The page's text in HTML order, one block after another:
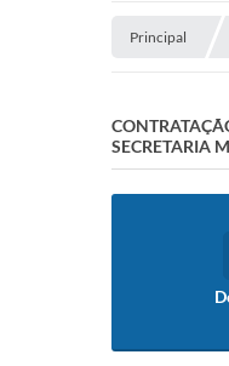
Principal
SECRETARIA